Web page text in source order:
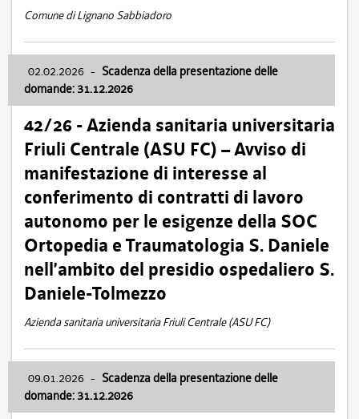
Comune di Lignano Sabbiadoro
02.02.2026 - Scadenza della presentazione delle
domande: 31.12.2026
42/26 - Azienda sanitaria universitaria
Friuli Centrale (ASU FC) – Avviso di
manifestazione di interesse al
conferimento di contratti di lavoro
autonomo per le esigenze della SOC
Ortopedia e Traumatologia S. Daniele
nell’ambito del presidio ospedaliero S.
Daniele-Tolmezzo
Azienda sanitaria universitaria Friuli Centrale (ASU FC)
09.01.2026 - Scadenza della presentazione delle
domande: 31.12.2026